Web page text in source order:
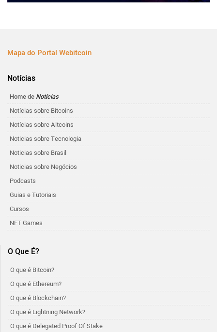
Mapa do Portal Webitcoin
Notícias
Home de Notícias
Notícias sobre Bitcoins
Notícias sobre Altcoins
Noticias sobre Tecnologia
Noticias sobre Brasil
Noticias sobre Negócios
Podcasts
Guias e Tutoriais
Cursos
NFT Games
O Que É?
O que é Bitcoin?
O que é Ethereum?
O que é Blockchain?
O que é Lightning Network?
O que é Delegated Proof Of Stake